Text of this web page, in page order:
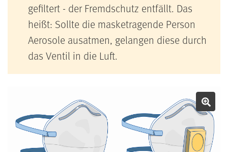
gefiltert - der Fremdschutz entfällt. Das
heißt: Sollte die masketragende Person
Aerosole ausatmen, gelangen diese durch
das Ventil in die Luft.